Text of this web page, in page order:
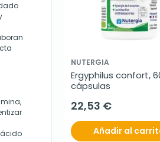
NUTERGIA
Ergyphilus confort,
cápsulas
22,53 €
Añadir al